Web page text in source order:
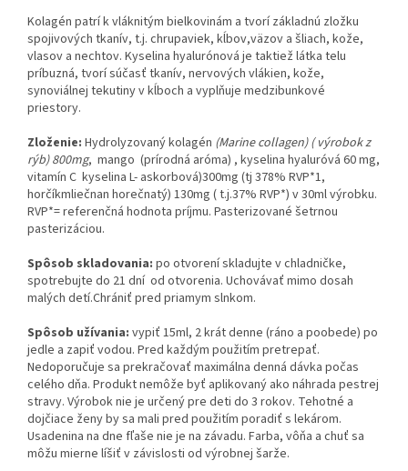
Kolagén patrí k vláknitým bielkovinám a tvorí základnú zložku
spojivových tkanív, t.j. chrupaviek, kĺbov,väzov a šliach, kože,
vlasov a nechtov. Kyselina hyalurónová je taktiež látka telu
príbuzná, tvorí súčasť tkanív, nervových vlákien, kože,
synoviálnej tekutiny v kĺboch a vyplňuje medzibunkové
priestory.
Zloženie: Hydrolyzovaný kolagén (Marine collagen) ( výrobok z
rýb) 800mg, mango (prírodná aróma) , kyselina hyaluróvá 60 mg,
vitamín C kyselina L- askorbová)300mg (tj 378% RVP*1,
horčíkmliečnan horečnatý) 130mg ( t.j.37% RVP*) v 30ml výrobku.
RVP*= referenčná hodnota príjmu. Pasterizované šetrnou
pasterizáciou.
Spôsob skladovania: po otvorení skladujte v chladničke,
spotrebujte do 21 dní od otvorenia. Uchovávať mimo dosah
malých detí.Chrániť pred priamym slnkom.
Spôsob užívania: vypiť 15ml, 2 krát denne (ráno a poobede) po
jedle a zapiť vodou. Pred každým použitím pretrepať.
Nedoporučuje sa prekračovať maximálna denná dávka počas
celého dňa. Produkt nemôže byť aplikovaný ako náhrada pestrej
stravy. Výrobok nie je určený pre deti do 3 rokov. Tehotné a
dojčiace ženy by sa mali pred použitím poradiť s lekárom.
Usadenina na dne fľaše nie je na závadu. Farba, vôňa a chuť sa
môžu mierne líšiť v závislosti od výrobnej šarže.